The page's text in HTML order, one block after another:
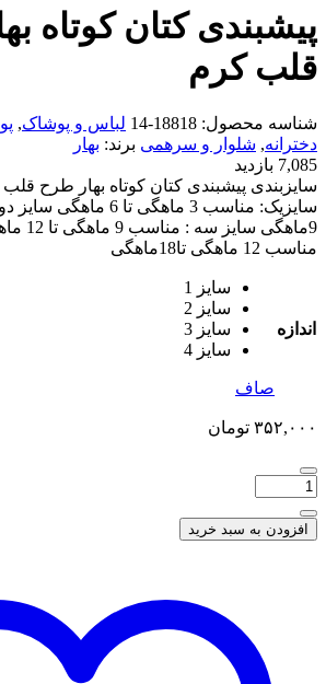
پیشبندی کتان کوتاه
قلب کرم
شناسه محصول: 18818-14 لباس و پوشاک,
دخترانه, شلوار و سرهمی برند: بهار
7,085 بازدید
سایزبندی پیشبندی کتان کوتاه بهار طرح
9ماهگی
مناسب 12 ماهگی تا18ماهگی
اندازه
سایز 1
سایز 2
سایز 3
سایز 4
صاف
۳۵۲,۰۰۰ تومان
افزودن به سبد خرید